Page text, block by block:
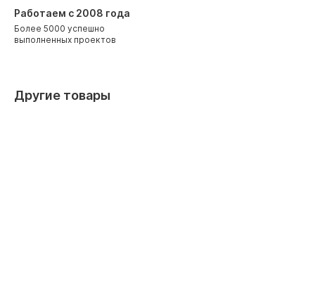
Работаем с 2008 года
Более 5000 успешно
выполненных проектов
Другие товары